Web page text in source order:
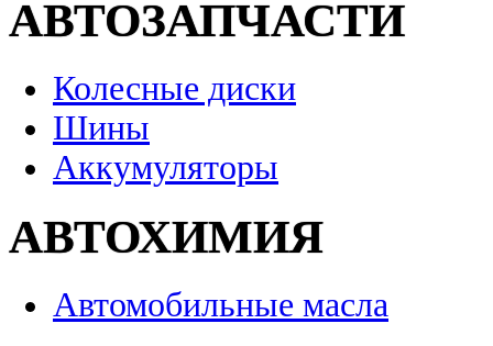
АВТОЗАПЧАСТИ
Колесные диски
Шины
Аккумуляторы
АВТОХИМИЯ
Автомобильные масла